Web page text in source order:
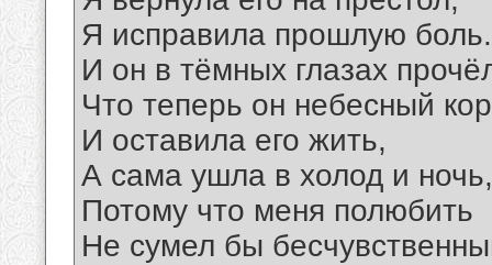
Я исправила прошлую боль.
И он в тёмных глазах
Что теперь он небесный
И оставила его жить,
А сама ушла в холод и ночь,
Потому что меня полюбить
Не сумел бы